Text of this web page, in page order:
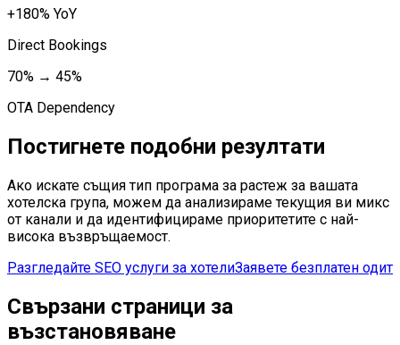
+180% YoY
Direct Bookings
70% → 45%
OTA Dependency
Постигнете подобни резултати
Ако искате същия тип програма за растеж за вашата
хотелска група, можем да анализираме текущия ви микс
от канали и да идентифицираме приоритетите с най-
висока възвръщаемост.
Разгледайте SEO услуги за хотелиЗаявете безплатен одит
Свързани страници за
възстановяване